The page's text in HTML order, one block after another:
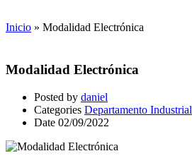
Inicio » Modalidad Electrónica
Modalidad Electrónica
Posted by daniel
Categories Departamento Industrial
Date 02/09/2022